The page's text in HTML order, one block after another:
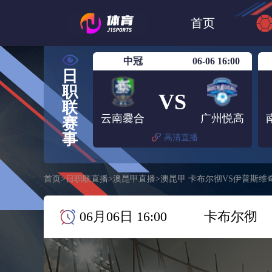
首页
日
日
职
联
赛
事
中冠 06-06 16:00
云南爨合
VS
广州悦高
高清直播
首页 >日职联直播>澳昆甲直播>澳昆甲 卡布尔彻VS伊普斯维
06月06日 16:00 卡布尔彻